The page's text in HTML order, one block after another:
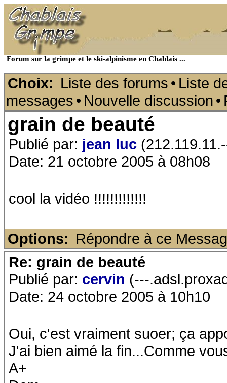
Forum sur la grimpe et le ski-alpinisme en Chablais ...
Choix: Liste des forums • Liste
messages • Nouvelle discussion •
grain de beauté
Publié par: jean luc
Date: 21 octobre 2005 à 08h08
cool la vidéo !!!!!!!!!!!!!
Options: Répondre à ce
Re: grain de beauté
Publié par: cervin (---
Date: 24 octobre 2005 à 10h10
Oui, c'est vraiment suoer; ça
J'ai bien aimé la fin...Comme
A+